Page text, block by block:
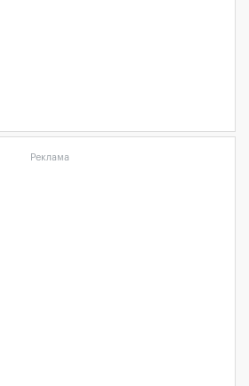
Реклама